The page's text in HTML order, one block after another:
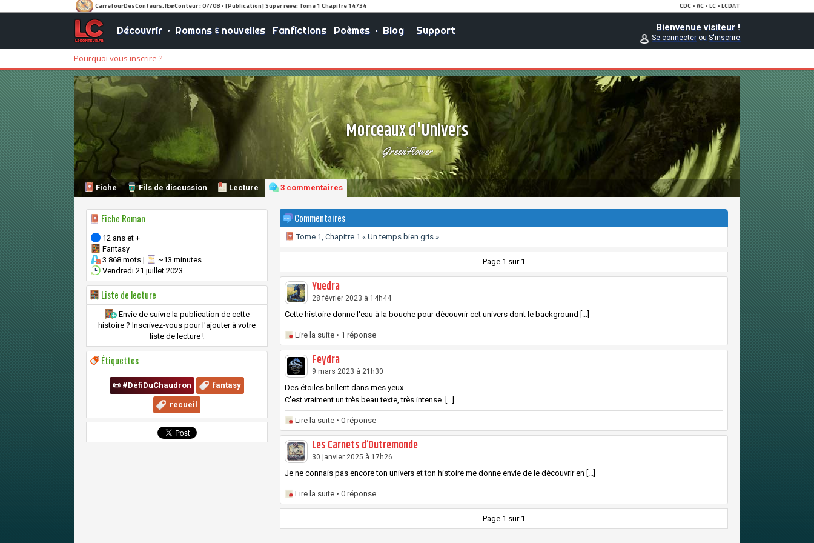
Découvrir• Romans & nouvelles Fanfictions Poèmes• Blog Support Bienvenue visiteur !
Se connecterou S'inscrire
Pourquoi vous inscrire ?
Morceaux d'Univers
GreenFlower
Fiche Fils de discussion Lecture 3 commentaires
Fiche Roman
12 ans et +
Fantasy
3 868 mots |
~13 minutes
Vendredi 21 juillet 2023
Liste de lecture
Envie de suivre la publication de cette
histoire ? Inscrivez-vous pour l'ajouter à votre
liste de lecture !
Étiquettes
📜 #DéfiDuChaudron fantasy
recueil
Commentaires
Tome 1, Chapitre 1 « Un temps bien gris »
Page 1 sur 1
Yuedra
28 février 2023 à 14h44
Cette histoire donne l'eau à la bouche pour découvrir cet univers dont le background [...]
Lire la suite • 1 réponse
Feydra
9 mars 2023 à 21h30
Des étoiles brillent dans mes yeux.
C'est vraiment un très beau texte, très intense. [...]
Lire la suite • 0 réponse
Les Carnets d’Outremonde
30 janvier 2025 à 17h26
Je ne connais pas encore ton univers et ton histoire me donne envie de le découvrir en [...]
Lire la suite • 0 réponse
Page 1 sur 1